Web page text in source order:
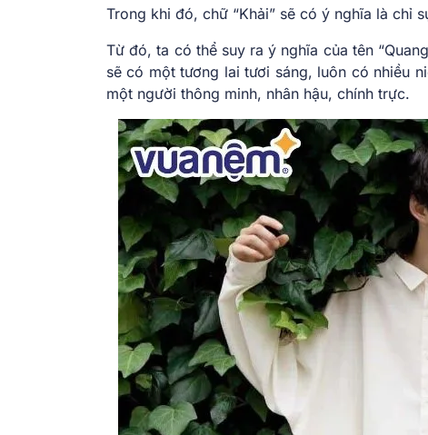
Trong khi đó, chữ “Khải” sẽ có ý nghĩa là chỉ
Từ đó, ta có thể suy ra ý nghĩa của tên “
sẽ có một tương lai tươi sáng, luôn có nhiều
một người thông minh, nhân hậu, chính trực.